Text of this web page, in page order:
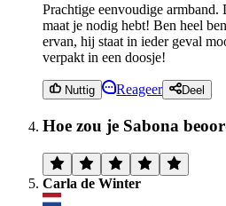
Prachtige eenvoudige
maat je nodig hebt! Ben heel
ervan, hij staat in ieder geval
verpakt in een doosje!
Nuttig Reageer Deel
Hoe zou je Sabona
Carla de Winter